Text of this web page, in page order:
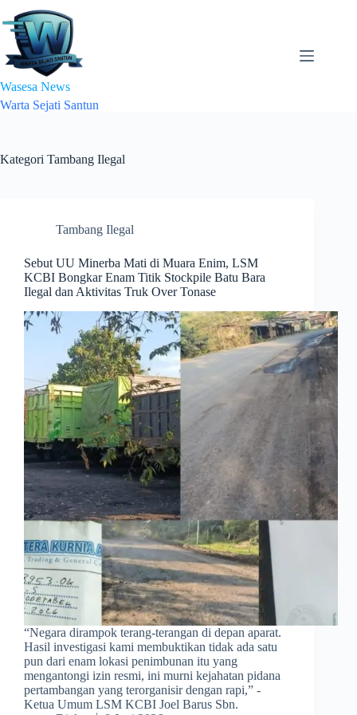
to
content
Wasesa News
Warta Sejati Santun
Kategori Tambang Ilegal
Tambang Ilegal
Sebut UU Minerba Mati di Muara Enim, LSM
KCBI Bongkar Enam Titik Stockpile Batu Bara
Ilegal dan Aktivitas Truk Over Tonase
​“Negara dirampok terang-terangan di depan aparat.
Hasil investigasi kami membuktikan tidak ada satu
pun dari enam lokasi penimbunan itu yang
mengantongi izin resmi, ini murni kejahatan pidana
pertambangan yang terorganisir dengan rapi,” -
Ketua Umum LSM KCBI Joel Barus Sbn.